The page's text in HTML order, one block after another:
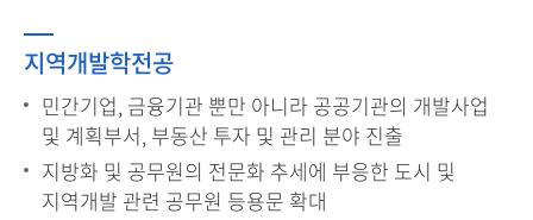
지역개발학전공
민간기업, 금융기관 뿐만 아니라 공공기관의 개발사업
및 계획부서, 부동산 투자 및 관리 분야 진출
지방화 및 공무원의 전문화 추세에 부응한 도시 및
지역개발 관련 공무원 등용문 확대